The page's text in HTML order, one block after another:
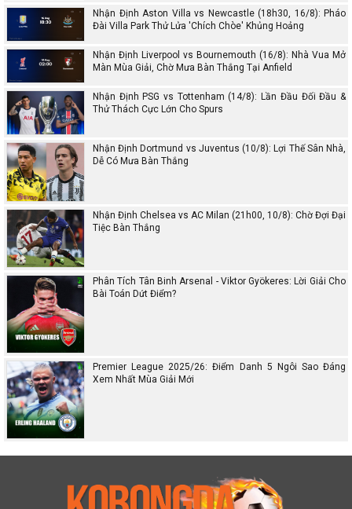
Nhận Định Aston Villa vs Newcastle (18h30, 16/8): Pháo
Đài Villa Park Thử Lửa 'Chích Chòe' Khủng Hoảng
Nhận Định Liverpool vs Bournemouth (16/8): Nhà Vua Mở
Màn Mùa Giải, Chờ Mưa Bàn Thắng Tại Anfield
Nhận Định PSG vs Tottenham (14/8): Lần Đầu Đối Đầu &
Thử Thách Cực Lớn Cho Spurs
Nhận Định Dortmund vs Juventus (10/8): Lợi Thế Sân Nhà,
Dễ Có Mưa Bàn Thắng
Nhận Định Chelsea vs AC Milan (21h00, 10/8): Chờ Đợi Đại
Tiệc Bàn Thắng
Phân Tích Tân Binh Arsenal - Viktor Gyökeres: Lời Giải Cho
Bài Toán Dứt Điểm?
Premier League 2025/26: Điểm Danh 5 Ngôi Sao Đáng
Xem Nhất Mùa Giải Mới